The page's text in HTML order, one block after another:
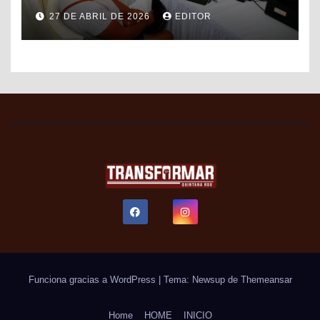
DE FORMALIZACIÓN Y
PROGRESO DEL SAT PARA
FACILITAR TRÁMITES FISCALES
27 DE ABRIL DE 2026 EDITOR
Funciona gracias a WordPress | Tema: Newsup de Themeansar
Home HOME INICIO